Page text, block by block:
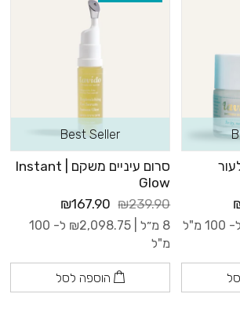
ל- 100 מ"ל
Best Seller
סרום עיניים משקם | Instant
Glow
₪239.90
₪167.90
8 מ״ל | ₪2,098.75
ל- 100
מ"ל
הוספה לסל